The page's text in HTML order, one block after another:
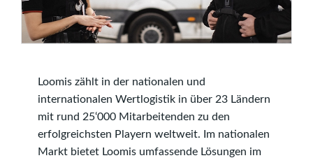
Loomis zählt in der nationalen und
internationalen Wertlogistik in über 23 Ländern
mit rund 25‘000 Mitarbeitenden zu den
erfolgreichsten Playern weltweit. Im nationalen
Markt bietet Loomis umfassende Lösungen im